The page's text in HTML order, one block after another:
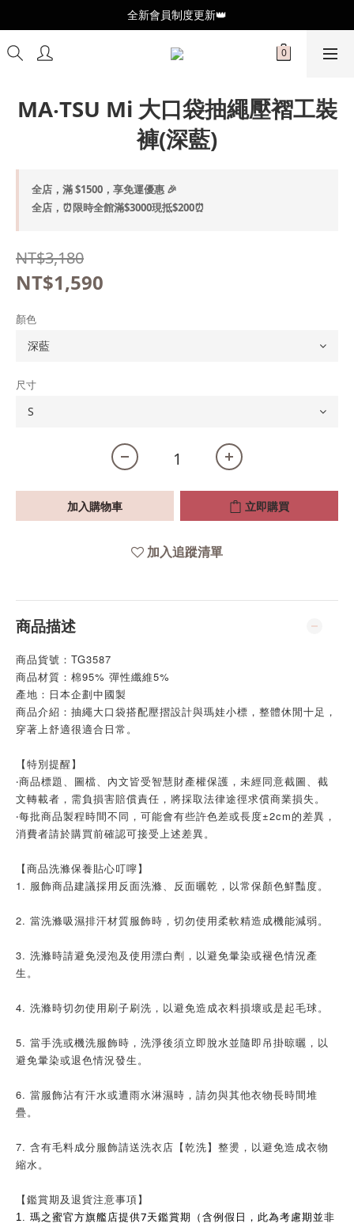
全新會員制度更新👑
全新會員制度更新👑
加入官方LINE🥰最新優惠資訊不錯過
MA‧TSU Mi 大口袋抽繩壓褶工裝
褲(深藍)
全店，滿 $1500，享免運優惠 🎉
全店，⏰限時全館滿$3000現抵$200⏰
NT$3,180
NT$1,590
顏色
尺寸
加入購物車 立即購買
加入追蹤清單
商品描述
商品貨號：TG3587
商品材質：棉95% 彈性纖維5%
產地：日本企劃中國製
商品介紹：抽繩大口袋搭配壓摺設計與瑪娃小標，整體休閒十足，
穿著上舒適很適合日常。
【特別提醒】
‧商品標題、圖檔、內文皆受智慧財產權保護，未經同意截圖、截
文轉載者，需負損害賠償責任，將採取法律途徑求償商業損失。
‧每批商品製程時間不同，可能會有些許色差或長度±2cm的差異，
消費者請於購買前確認可接受上述差異。
【商品洗滌保養貼心叮嚀】
1. 服飾商品建議採用反面洗滌、反面曬乾，以常保顏色鮮豔度。
2. 當洗滌吸濕排汗材質服飾時，切勿使用柔軟精造成機能減弱。
3. 洗滌時請避免浸泡及使用漂白劑，以避免暈染或褪色情況產
生。
4. 洗滌時切勿使用刷子刷洗，以避免造成衣料損壞或是起毛球。
5. 當手洗或機洗服飾時，洗淨後須立即脫水並隨即吊掛晾曬，以
避免暈染或退色情況發生。
6. 當服飾沾有汗水或遭雨水淋濕時，請勿與其他衣物長時間堆
疊。
7. 含有毛料成分服飾請送洗衣店【乾洗】整燙，以避免造成衣物
縮水。
【鑑賞期及退貨注意事項】
1. 瑪之蜜官方旗艦店提供7天鑑賞期（含例假日，此為考慮期並非